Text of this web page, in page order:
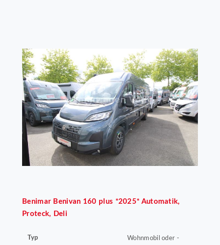
Benimar Benivan 160 plus *2025* Automatik,
Proteck, Deli
Typ
Wohnmobil oder -